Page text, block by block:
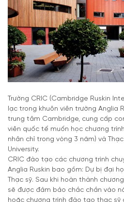
Trường CRIC (Cambridge Ruskin
lạc trong khuôn viên trường Anglia
trung tâm Cambridge, cung cấp
viên quốc tế muốn học chương
nhân chỉ trong vòng 3 năm) và
University.
CRIC đào tạo các chương trình
Anglia Ruskin bao gồm: Dự bị đại
Thạc sỹ. Sau khi hoàn thành
sẽ được đảm bảo chắc chắn vào
hoặc chương trình đào tạo thạc sỹ